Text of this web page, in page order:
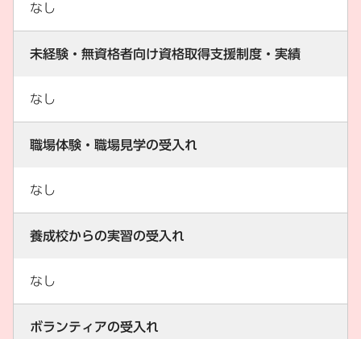
なし
未経験・無資格者向け資格取得支援制度・実績
なし
職場体験・職場見学の受入れ
なし
養成校からの実習の受入れ
なし
ボランティアの受入れ